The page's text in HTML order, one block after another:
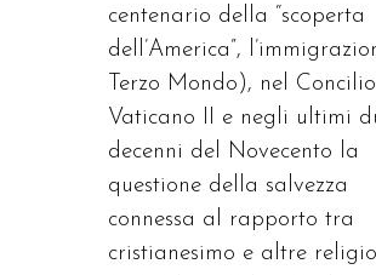
centenario della “scoperta
dell’America”,
Terzo Mondo), nel Concilio
Vaticano II e negli ultimi
decenni del Novecento la
questione della salvezza
connessa al rapporto tra
cristianesimo e altre